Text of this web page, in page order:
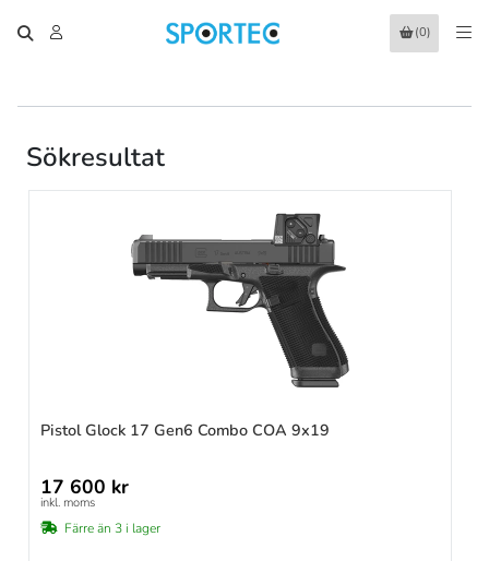
(0)
Sökresultat
Pistol Glock 17 Gen6 Combo COA 9x19
17 600 kr
inkl. moms
Färre än 3 i lager